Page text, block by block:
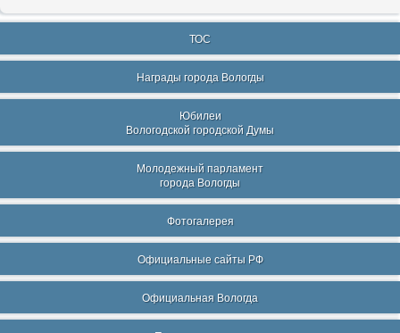
ТОС
Награды города Вологды
Юбилеи
Вологодской городской Думы
Молодежный парламент
города Вологды
Фотогалерея
Официальные сайты РФ
Официальная Вологда